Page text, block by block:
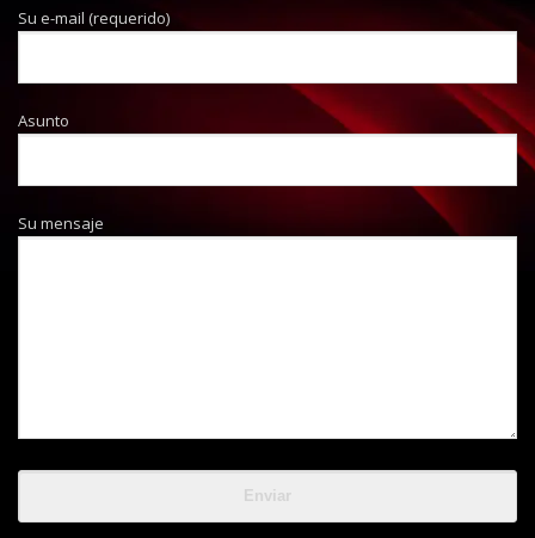
Su e-mail (requerido)
Asunto
Su mensaje